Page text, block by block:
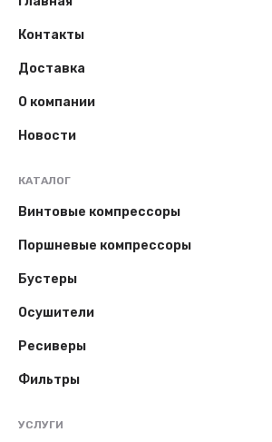
Контакты
Доставка
О компании
Новости
КАТАЛОГ
Винтовые компрессоры
Поршневые компрессоры
Бустеры
Осушители
Ресиверы
Фильтры
УСЛУГИ